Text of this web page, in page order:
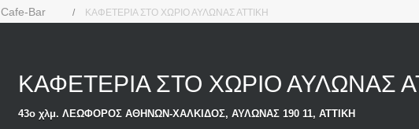
Cafe-Bar ΚΑΦΕΤΕΡΙΑ ΣΤΟ ΧΩΡΙΟ ΑΥΛΩΝΑΣ ΑΤΤΙΚΗ
ΚΑΦΕΤΕΡΙΑ ΣΤΟ ΧΩΡΙΟ ΑΥΛΩΝΑΣ
43ο χλμ. ΛΕΩΦΟΡΟΣ ΑΘΗΝΩΝ-ΧΑΛΚΙΔΟΣ, ΑΥΛΩΝΑΣ 190 11, ΑΤΤΙΚΗ